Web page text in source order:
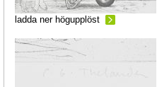
ladda ner högupplöst